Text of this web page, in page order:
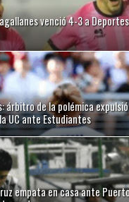
venció 4-3 a
árbitro de la polémica
UC ante Estudiantes
empata en casa ante